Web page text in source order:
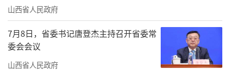
学科专家联合会诊、一站式制定诊疗方案，大
大提升了诊疗效率与治愈率。依托该先进模
式，阜康市人民医院成功通过“国家胸痛中心
（基层版）”认证，医疗规范化建设迈上了新
山西省人民政府
7月8日，省委书记唐登杰主持召开省委常
委会会议
山西省人民政府